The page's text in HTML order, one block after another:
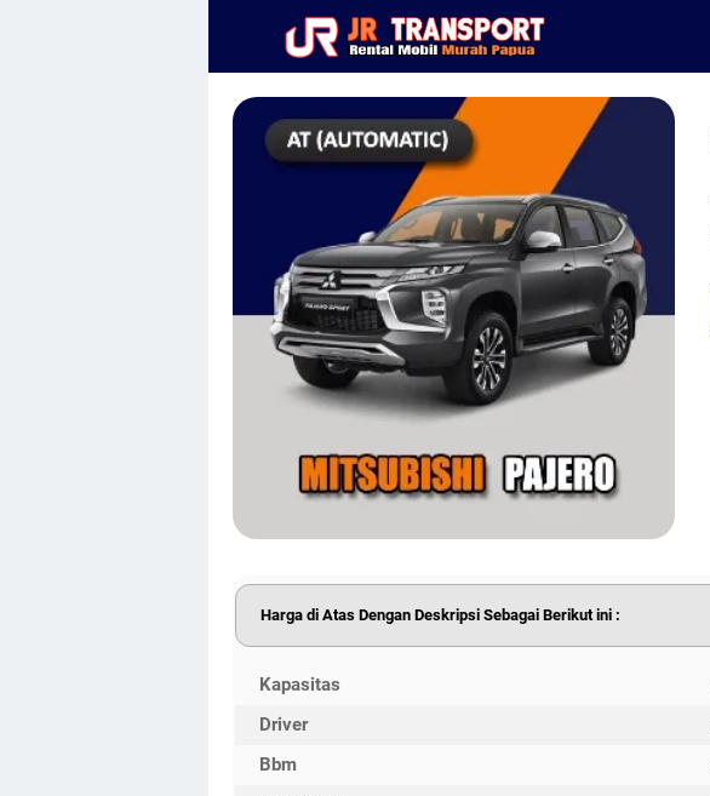
Harga di Atas Dengan Deskripsi Sebagai Berikut ini :
Kapasitas
Driver
Bbm